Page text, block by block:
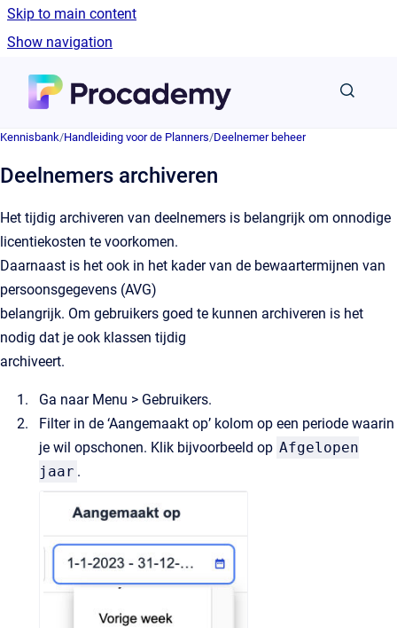
Skip to main content
Show navigation
Kennisbank/Handleiding voor de Planners/Deelnemer beheer
Deelnemers archiveren
Het tijdig archiveren van deelnemers is belangrijk om onnodige
licentiekosten te voorkomen.
Daarnaast is het ook in het kader van de bewaartermijnen van
persoonsgegevens (AVG)
belangrijk. Om gebruikers goed te kunnen archiveren is het
nodig dat je ook klassen tijdig
archiveert.
Ga naar Menu > Gebruikers.
Filter in de ‘Aangemaakt op’ kolom op een periode waarin
je wil opschonen. Klik bijvoorbeeld op Afgelopen
jaar .